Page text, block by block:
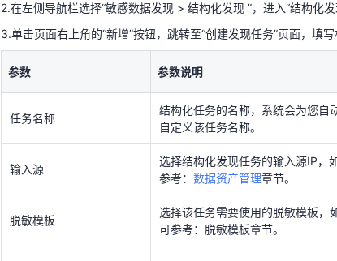
任务名称
结构化任务的名称，系统会为您自
自定义该任务名称。
输入源
选择结构化发现任务的输入源IP，
脱敏模板
选择该任务需要使用的脱敏模板，
可参考：脱敏模板章节。
根据该任务的需求选择以下两种发
增量发现：基于输入源中已存
的数据，进行增量。
2.在左侧导航栏选择“敏感数据发现 > 结构化发现 ”，进入“结构化发
3.单击页面右上角的“新增”按钮，跳转至“创建发现任务”页面，填写
参数 参数说明
任务名称
结构化任务的名称，系统会为您自
自定义该任务名称。
输入源
选择结构化发现任务的输入源IP，
参考： 数据资产管理章节。
脱敏模板
选择该任务需要使用的脱敏模板，
可参考：脱敏模板章节。